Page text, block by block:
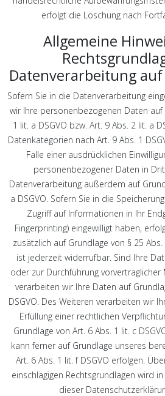
erfolgt die Löschung nach
Allgemeine
Datenverarbeitung
Sofern Sie in die Datenverarbeitung
wir Ihre personenbezogenen Daten auf
1 lit. a DSGVO bzw. Art. 9 Abs. 2 lit. a
Datenkategorien nach Art. 9 Abs. 1
Falle einer ausdrücklichen
personenbezogener Daten in
Datenverarbeitung außerdem auf
a DSGVO. Sofern Sie in die
Zugriff auf Informationen in Ihr
Fingerprinting) eingewilligt haben,
zusätzlich auf Grundlage von § 25 Abs.
ist jederzeit widerrufbar. Sind Ihre
oder zur Durchführung
verarbeiten wir Ihre Daten auf
DSGVO. Des Weiteren verarbeiten wir
Erfüllung einer rechtlichen
Grundlage von Art. 6 Abs. 1 lit. c
kann ferner auf Grundlage unseres
Art. 6 Abs. 1 lit. f DSGVO erfolgen.
einschlägigen Rechtsgrundlagen wird
dieser